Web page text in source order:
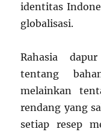
identitas
globalisasi.
Rahasia
tentang
melainkan
rendang yang
setiap resep